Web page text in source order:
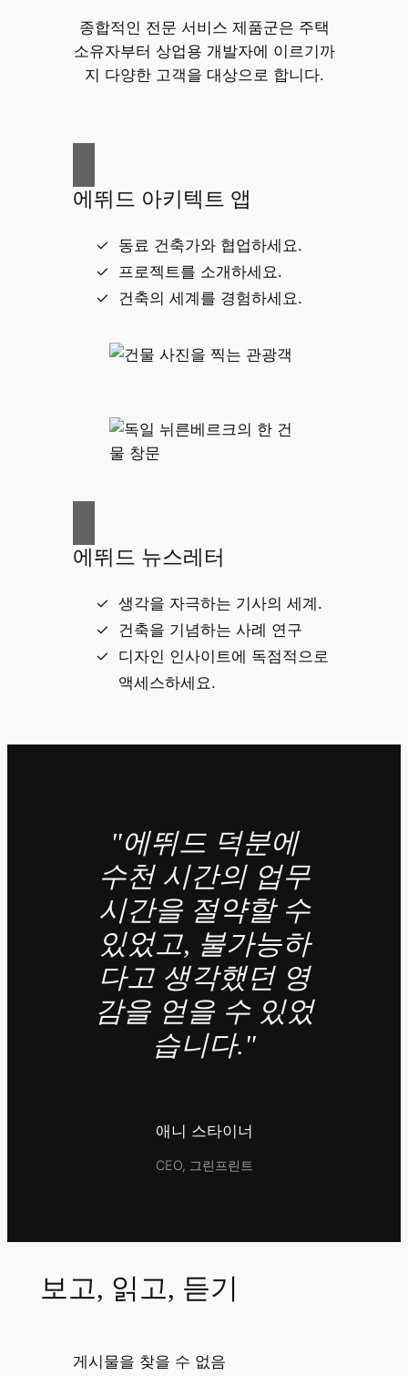
종합적인 전문 서비스 제품군은 주택
소유자부터 상업용 개발자에 이르기까
지 다양한 고객을 대상으로 합니다.
에뛰드 아키텍트 앱
동료 건축가와 협업하세요.
프로젝트를 소개하세요.
건축의 세계를 경험하세요.
에뛰드 뉴스레터
생각을 자극하는 기사의 세계.
건축을 기념하는 사례 연구
디자인 인사이트에 독점적으로
액세스하세요.
"에뛰드 덕분에
수천 시간의 업무
시간을 절약할 수
있었고, 불가능하
다고 생각했던 영
감을 얻을 수 있었
습니다."
애니 스타이너
CEO, 그린프린트
보고, 읽고, 듣기
게시물을 찾을 수 없음